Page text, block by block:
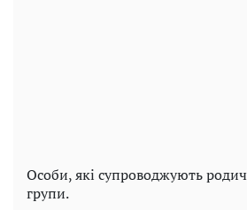
Особи, які супроводжують
групи.